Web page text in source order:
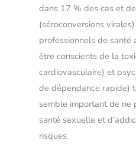
dans 17 % des cas et
(séroconversions
professionnels de santé
être conscients de la
cardiovasculaire) et
de dépendance rapide)
semble important de ne
santé sexuelle et
risques.